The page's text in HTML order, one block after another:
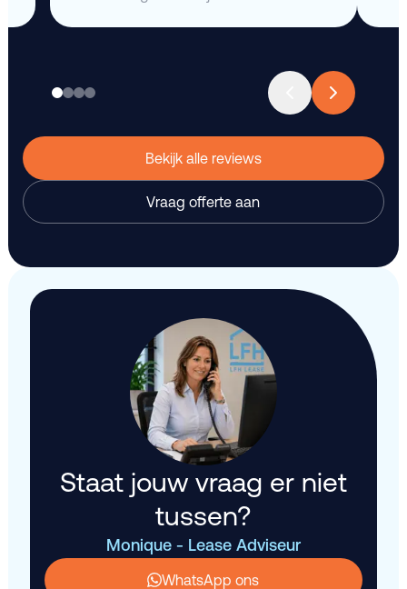
Bekijk alle reviews
Vraag offerte aan
Staat jouw vraag er niet
tussen?
Monique - Lease Adviseur
WhatsApp ons